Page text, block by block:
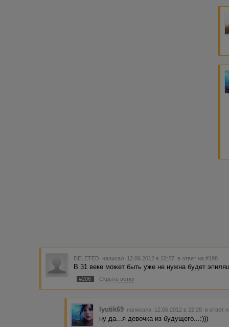
DELETED написал 12.06.2012 в 22:27 в ответ на #198
В 31 веке может быть уже не нужна будет
#206 Скрыть ветку
lyutik69 написала 12.06.2012 в 22:28 в ответ
ну да...я девочка из будущего...:)))